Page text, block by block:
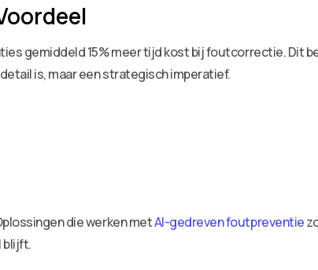
gemiddeld 15% meer tijd kost bij foutcorrectie. Dit
is, maar een strategisch imperatief.
die werken metAI-gedreven foutpreventie
blijft.